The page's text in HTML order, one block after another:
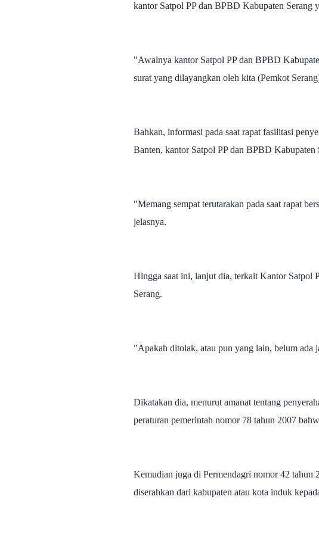
kantor Satpol PP dan BPBD Kabupaten Serang
"Awalnya kantor Satpol PP dan BPBD
surat yang dilayangkan oleh kita (Pemkot
Bahkan, informasi pada saat rapat fasilitasi
Banten, kantor Satpol PP dan BPBD
"Memang sempat terutarakan pada saat rapat
jelasnya.
Hingga saat ini, lanjut dia, terkait Kantor Satpol
Serang.
"Apakah ditolak, atau pun yang lain, belum ada
Dikatakan dia, menurut amanat tentang
peraturan pemerintah nomor 78 tahun 2007
Kemudian juga di Permendagri nomor 42 tahun
diserahkan dari kabupaten atau kota induk